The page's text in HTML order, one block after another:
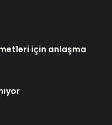
için anlaşma